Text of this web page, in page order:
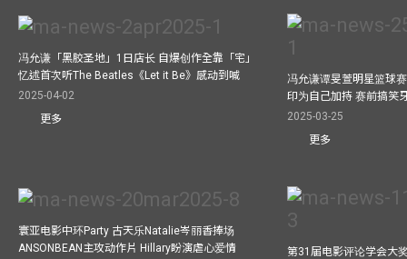
冯允谦「黑胶圣地」1日店长 自爆创作全靠「宅」
忆述首次听The Beatles《Let it Be》感动到喊
2025-04-02
更多
冯允谦谭旻萱明星篮球
印为自己加持 赛前搞笑
2025-03-25
更多
寰亚电影中环Party 古天乐Natalie岑丽香捧场
ANSONBEAN主攻动作片 Hillary盼演虐心爱情
第31届电影评论学会大